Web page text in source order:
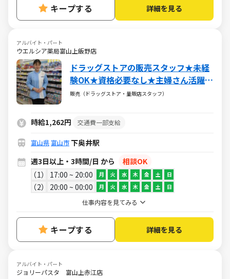
キープする 詳細を見る
アルバイト・パート
ウエルシア薬局富山上飯野店
ドラッグストアの販売スタッフ★未経
験OK★資格必要なし★主婦さん活躍中
★週3～
販売（ドラッグストア・量販店スタッフ）
時給1,262円 交通費一部支給
富山県 富山市 下奥井駅
週3日以上・3時間/日 から
相談OK
1
17:00 ~ 20:00 月 火 水 木 金 土 日
2 20:00 ~ 00:00 月 火 水 木 金 土 日
仕事内容を見てみる
キープする 詳細を見る
アルバイト・パート
ジョリーパスタ 富山上赤江店